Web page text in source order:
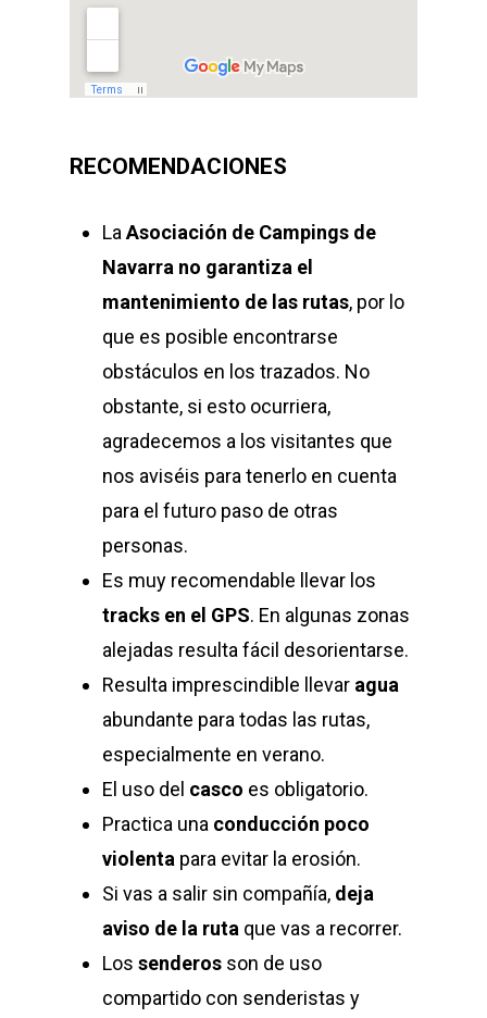
RECOMENDACIONES
La Asociación de Campings de
Navarra no garantiza el
mantenimiento de las rutas, por lo
que es posible encontrarse
obstáculos en los trazados. No
obstante, si esto ocurriera,
agradecemos a los visitantes que
nos aviséis para tenerlo en cuenta
para el futuro paso de otras
personas.
Es muy recomendable llevar los
tracks en el GPS. En algunas zonas
alejadas resulta fácil desorientarse.
Resulta imprescindible llevar agua
abundante para todas las rutas,
especialmente en verano.
El uso del casco es obligatorio.
Practica una conducción poco
violenta para evitar la erosión.
Si vas a salir sin compañía, deja
aviso de la ruta que vas a recorrer.
Los senderos son de uso
compartido con senderistas y